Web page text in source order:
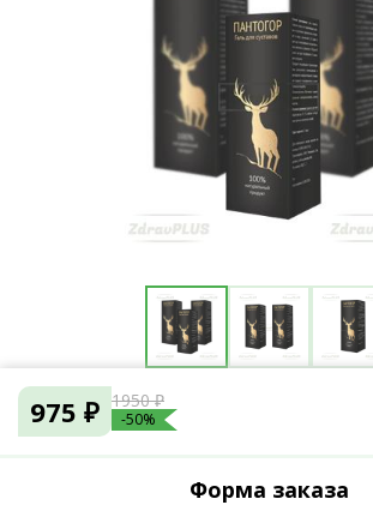
975 ₽ 1950 ₽
-50%
Форма заказа